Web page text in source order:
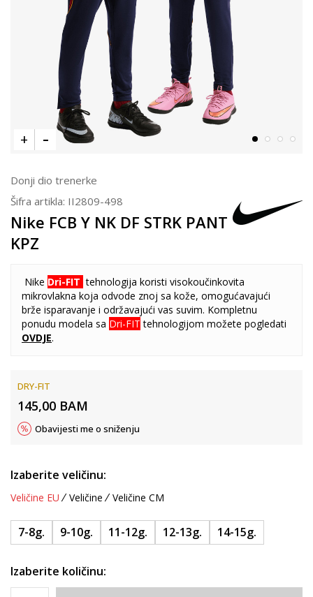
Donji dio trenerke
Šifra artikla: II2809-498
Nike FCB Y NK DF STRK PANT
KPZ
Nike Dri-FIT tehnologija koristi visokoučinkovita
mikrovlakna koja odvode znoj sa kože, omogućavajući
brže isparavanje i održavajući vas suvim. Kompletnu
ponudu modela sa Dri-FIT tehnologijom možete pogledati
OVDJE.
DRY-FIT
145,00 BAM
Obavijesti me o sniženju
Izaberite veličinu:
Veličine EU Veličine Veličine CM
7-8g. 9-10g. 11-12g. 12-13g. 14-15g.
Izaberite količinu: